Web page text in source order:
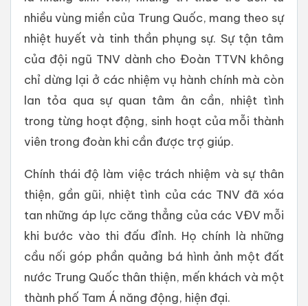
nhiều vùng miền của Trung Quốc, mang theo sự
nhiệt huyết và tinh thần phụng sự. Sự tận tâm
của đội ngũ TNV dành cho Đoàn TTVN không
chỉ dừng lại ở các nhiệm vụ hành chính mà còn
lan tỏa qua sự quan tâm ân cần, nhiệt tình
trong từng hoạt động, sinh hoạt của mỗi thành
viên trong đoàn khi cần được trợ giúp.
Chính thái độ làm việc trách nhiệm và sự thân
thiện, gần gũi, nhiệt tình của các TNV đã xóa
tan những áp lực căng thẳng của các VĐV mỗi
khi bước vào thi đấu đỉnh. Họ chính là những
cầu nối góp phần quảng bá hình ảnh một đất
nước Trung Quốc thân thiện, mến khách và một
thành phố Tam Á năng động, hiện đại.